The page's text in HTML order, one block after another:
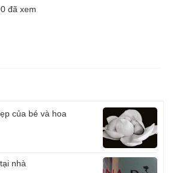
đã xem
của bé và hoa
nhà